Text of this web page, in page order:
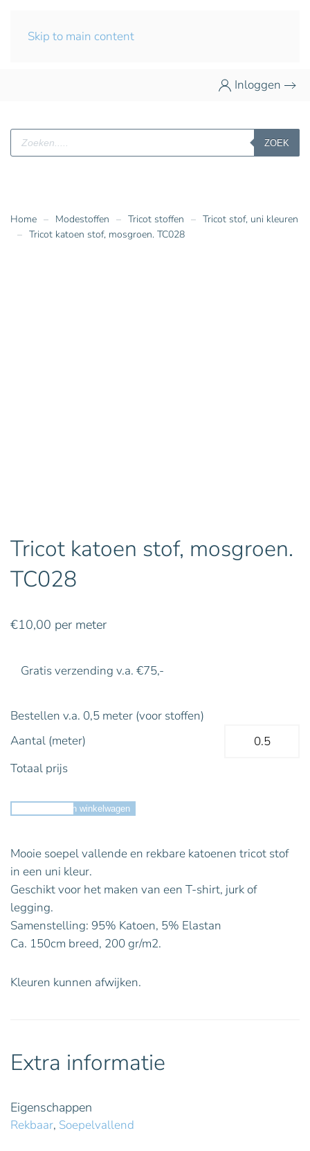
Skip to main content
Inloggen
Producten
zoeken
ZOEK
Home Modestoffen Tricot stoffen
Tricot stof, uni kleuren
Tricot katoen stof, mosgroen. TC028
Tricot katoen stof, mosgroen.
TC028
€10,00 per meter
Gratis verzending v.a. €75,-
Bestellen v.a. 0,5 meter (voor stoffen)
Aantal (meter)
Totaal prijs
Toevoegen aan winkelwagen
Mooie soepel vallende en rekbare katoenen tricot stof
in een uni kleur.
Geschikt voor het maken van een T-shirt, jurk of
legging.
Samenstelling: 95% Katoen, 5% Elastan
Ca. 150cm breed, 200 gr/m2.
Kleuren kunnen afwijken.
Extra informatie
Eigenschappen
Rekbaar, Soepelvallend